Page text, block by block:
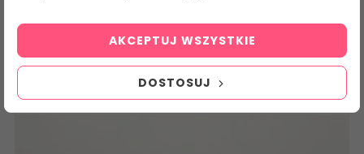
DOSTOSUJ
AKCEPTUJ WSZYSTKIE